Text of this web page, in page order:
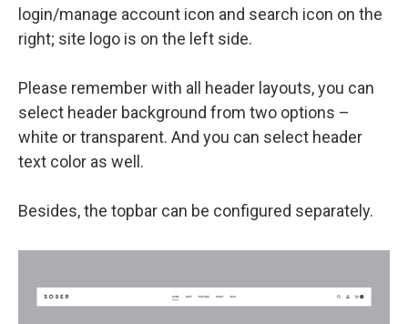
login/manage account icon and search icon on the
right; site logo is on the left side.
Please remember with all header layouts, you can
select header background from two options –
white or transparent. And you can select header
text color as well.
Besides, the topbar can be configured separately.